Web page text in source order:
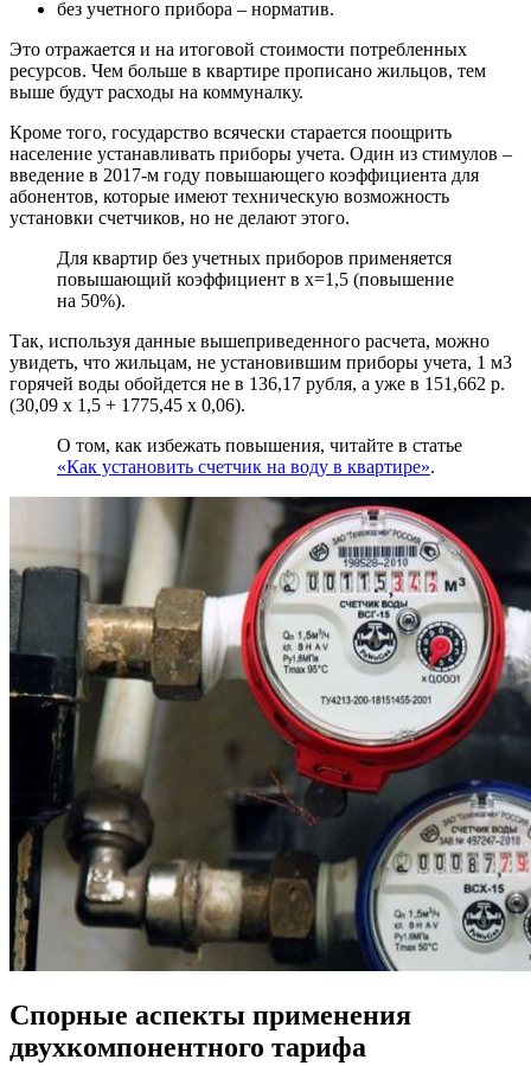
без учетного прибора – норматив.
Это отражается и на итоговой стоимости потребленных
ресурсов. Чем больше в квартире прописано жильцов, тем
выше будут расходы на коммуналку.
Кроме того, государство всячески старается поощрить
население устанавливать приборы учета. Один из стимулов –
введение в 2017-м году повышающего коэффициента для
абонентов, которые имеют техническую возможность
установки счетчиков, но не делают этого.
Для квартир без учетных приборов применяется
повышающий коэффициент в х=1,5 (повышение
на 50%).
Так, используя данные вышеприведенного расчета, можно
увидеть, что жильцам, не установившим приборы учета, 1 м3
горячей воды обойдется не в 136,17 рубля, а уже в 151,662 р.
(30,09 х 1,5 + 1775,45 х 0,06).
О том, как избежать повышения, читайте в статье
«Как установить счетчик на воду в квартире».
Спорные аспекты применения
двухкомпонентного тарифа